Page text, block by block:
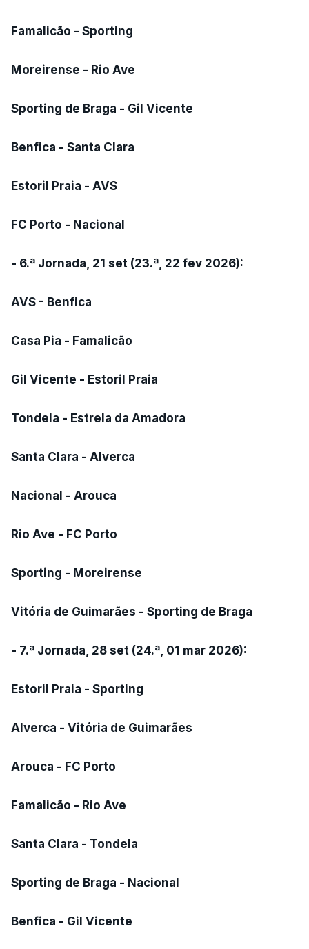
Famalicão - Sporting
Moreirense - Rio Ave
Sporting de Braga - Gil Vicente
Benfica - Santa Clara
Estoril Praia - AVS
FC Porto - Nacional
- 6.ª Jornada, 21 set (23.ª, 22 fev 2026):
AVS - Benfica
Casa Pia - Famalicão
Gil Vicente - Estoril Praia
Tondela - Estrela da Amadora
Santa Clara - Alverca
Nacional - Arouca
Rio Ave - FC Porto
Sporting - Moreirense
Vitória de Guimarães - Sporting de Braga
- 7.ª Jornada, 28 set (24.ª, 01 mar 2026):
Estoril Praia - Sporting
Alverca - Vitória de Guimarães
Arouca - FC Porto
Famalicão - Rio Ave
Santa Clara - Tondela
Sporting de Braga - Nacional
Benfica - Gil Vicente